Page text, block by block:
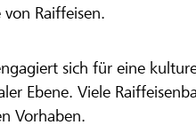
von Raiffeisen.
sich für eine
Ebene. Viele
Vorhaben.